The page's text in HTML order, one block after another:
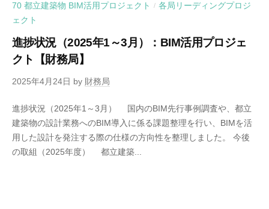
70 都立建築物 BIM活用プロジェクト / 各局リーディングプロジ
ェクト
進捗状況（2025年1～3月）：BIM活用プロジェ
クト【財務局】
2025年4月24日 by 財務局
進捗状況（2025年1～3月） 国内のBIM先行事例調査や、都立
建築物の設計業務へのBIM導入に係る課題整理を行い、BIMを活
用した設計を発注する際の仕様の方向性を整理しました。 今後
の取組（2025年度） 都立建築...